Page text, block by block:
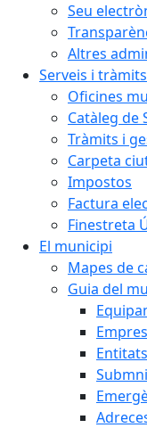
Seu
Altres
Serveis i tràmits
Oficines
Catàleg de
Tràmits i
Carpeta
Impostos
Factura
Finestreta
El municipi
Mapes de
Guia del